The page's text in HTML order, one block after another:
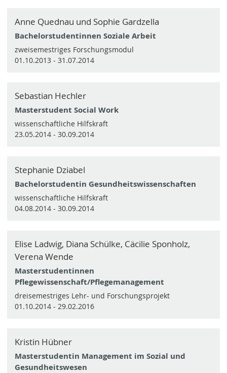
Anne Quednau und Sophie Gardzella
Bachelorstudentinnen Soziale Arbeit
zweisemestriges Forschungsmodul
01.10.2013 - 31.07.2014
Sebastian Hechler
Masterstudent Social Work
wissenschaftliche Hilfskraft
23.05.2014 - 30.09.2014
Stephanie Dziabel
Bachelorstudentin Gesundheitswissenschaften
wissenschaftliche Hilfskraft
04.08.2014 - 30.09.2014
Elise Ladwig, Diana Schülke, Cäcilie Sponholz,
Verena Wende
Masterstudentinnen
Pflegewissenschaft/Pflegemanagement
dreisemestriges Lehr- und Forschungsprojekt
01.10.2014 - 29.02.2016
Kristin Hübner
Masterstudentin Management im Sozial und
Gesundheitswesen